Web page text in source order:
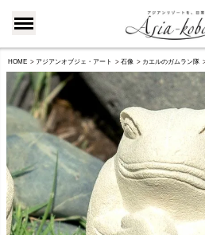
HOME アジアンオブジェ・アート 石像 カエルのガムラン隊